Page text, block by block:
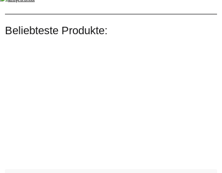
Beliebteste Produkte: